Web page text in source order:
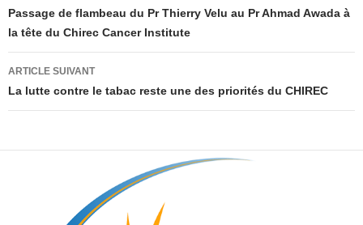
des
articles
Passage de flambeau du Pr Thierry Velu au Pr Ahmad Awada à
la tête du Chirec Cancer Institute
ARTICLE SUIVANT
La lutte contre le tabac reste une des priorités du CHIREC